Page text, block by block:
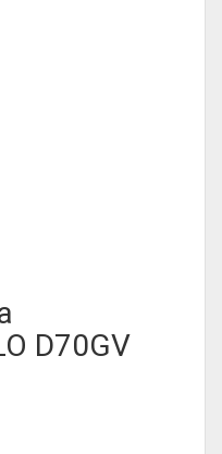
D70GV